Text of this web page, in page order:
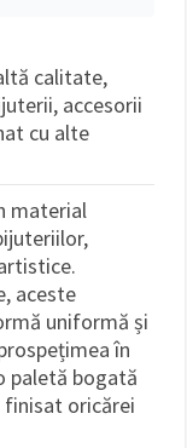
calitate,
accesorii
cu alte
material
aceste
uniformă și
în
paletă bogată
finisat oricărei